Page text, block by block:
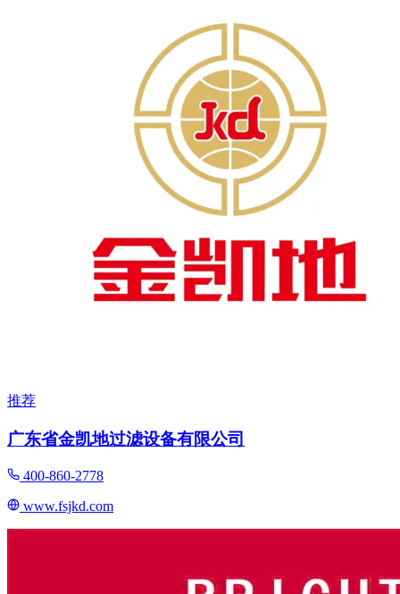
推荐
广东省金凯地过滤设备有限公司
400-860-2778
www.fsjkd.com